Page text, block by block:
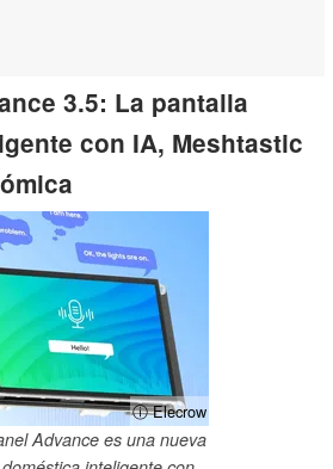
3.5: La pantalla
con IA, Meshtastic
ⓘ Elecrow
Advance es una nueva